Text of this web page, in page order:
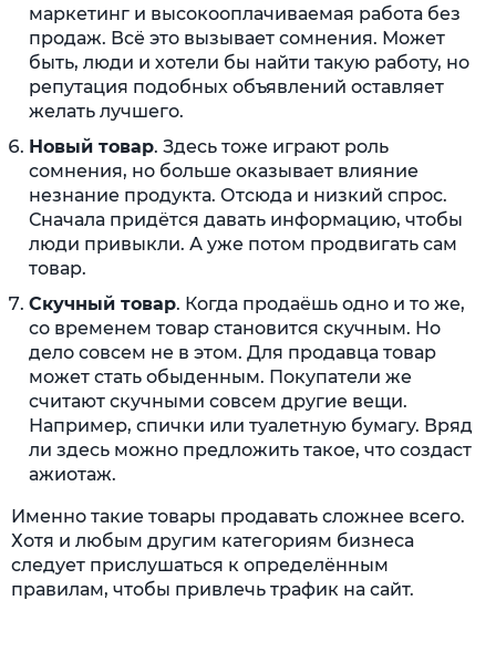
маркетинг и высокооплачиваемая работа без
продаж. Всё это вызывает сомнения. Может
быть, люди и хотели бы найти такую работу, но
репутация подобных объявлений оставляет
желать лучшего.
Новый товар. Здесь тоже играют роль
сомнения, но больше оказывает влияние
незнание продукта. Отсюда и низкий спрос.
Сначала придётся давать информацию, чтобы
люди привыкли. А уже потом продвигать сам
товар.
Скучный товар. Когда продаёшь одно и то же,
со временем товар становится скучным. Но
дело совсем не в этом. Для продавца товар
может стать обыденным. Покупатели же
считают скучными совсем другие вещи.
Например, спички или туалетную бумагу. Вряд
ли здесь можно предложить такое, что создаст
ажиотаж.
Именно такие товары продавать сложнее всего.
Хотя и любым другим категориям бизнеса
следует прислушаться к определённым
правилам, чтобы привлечь трафик на сайт.